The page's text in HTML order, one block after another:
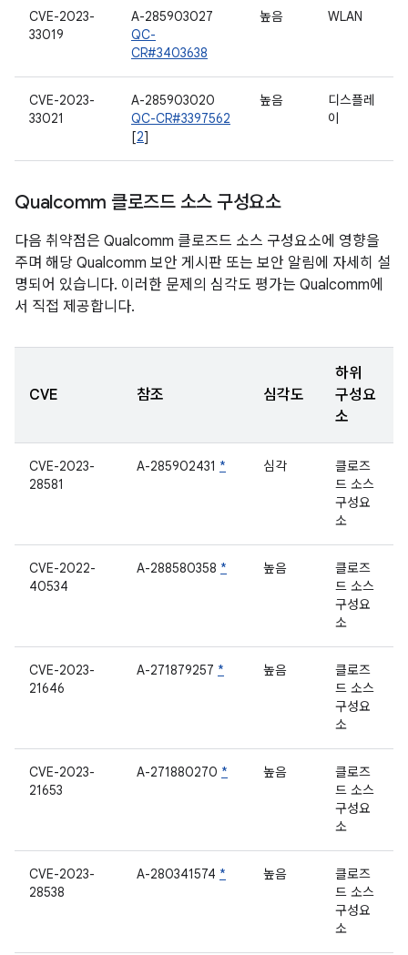
CVE-2023-
33019
A-285903027
QC-
CR#3403638
높음 WLAN
CVE-2023-
33021
A-285903020
QC-CR#3397562
[2]
높음
디스플레
이
Qualcomm 클로즈드 소스 구성요소
다음 취약점은 Qualcomm 클로즈드 소스 구성요소에 영향을
주며 해당 Qualcomm 보안 게시판 또는 보안 알림에 자세히 설
명되어 있습니다. 이러한 문제의 심각도 평가는 Qualcomm에
서 직접 제공합니다.
CVE 참조 심각도
하위
구성요
소
CVE-2023-
28581
A-285902431 * 심각
클로즈
드 소스
구성요
소
CVE-2022-
40534
A-288580358 * 높음
클로즈
드 소스
구성요
소
CVE-2023-
21646
A-271879257 * 높음
클로즈
드 소스
구성요
소
CVE-2023-
21653
A-271880270 * 높음
클로즈
드 소스
구성요
소
CVE-2023-
28538
A-280341574 * 높음
클로즈
드 소스
구성요
소